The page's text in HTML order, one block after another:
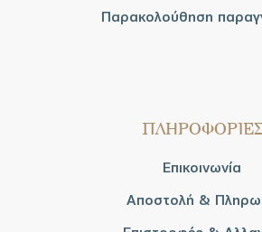
Παρακολούθηση
Επικοινωνία
Αποστολή &